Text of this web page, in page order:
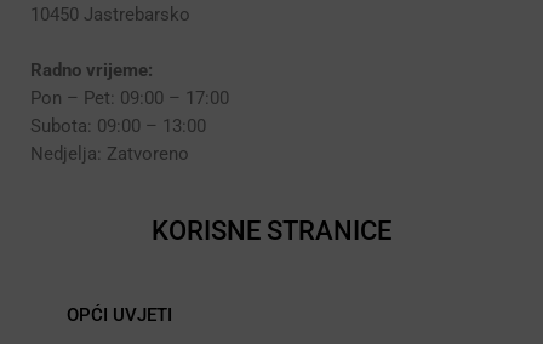
10450 Jastrebarsko
Radno vrijeme:
Pon – Pet: 09:00 – 17:00
Subota: 09:00 – 13:00
Nedjelja: Zatvoreno
KORISNE STRANICE
OPĆI UVJETI